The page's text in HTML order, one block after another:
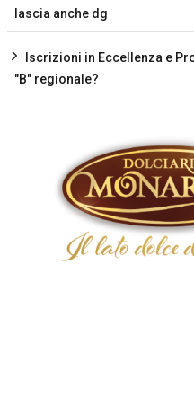
lascia anche dg
Iscrizioni in Eccellenza e
"B" regionale?